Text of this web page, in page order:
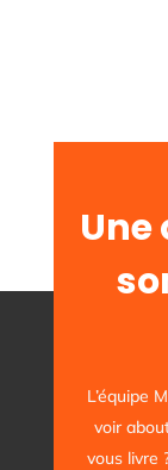
Une
L’équipe
voir
vous livre